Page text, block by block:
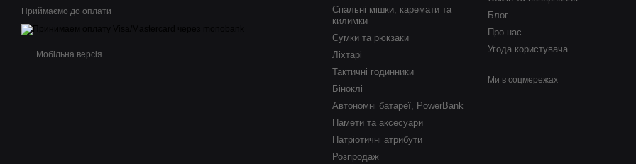
Приймаємо до оплати
Мобільна версія
Спальні мішки, каремати та
килимки
Сумки та рюкзаки
Ліхтарі
Тактичні годинники
Біноклі
Автономні батареї, PowerBank
Намети та аксесуари
Патріотичні атрибути
Розпродаж
Блог
Про нас
Угода користувача
Ми в соцмережах